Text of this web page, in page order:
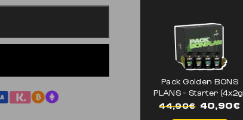
Pack Golden BONS
PLANS - Starter
44,90€ Le
prix
40,90€